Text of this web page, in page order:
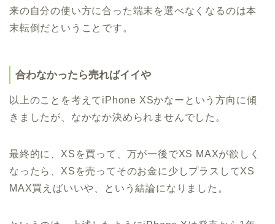
来の自分の使い方に合った端末を選べなくなるのは本
末転倒だということです。
合わなかったら売ればイイや
以上のことを考えてiPhone XSかなーという方向に傾
きましたが、なかなか決められませんでした。
最終的に、XSを買って、万が一後でXS MAXが欲しく
なったら、XSを売ってそのお金に少しプラスしてXS
MAX買えばいいや、という結論になりました。